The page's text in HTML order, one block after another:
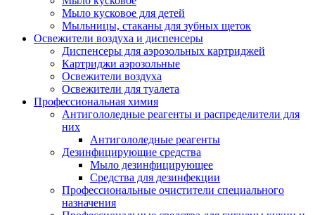
Мыло кусковое для детей
Мыльницы, стаканы для зубных щеток
Освежители воздуха и диспенсеры
Диспенсеры для аэрозольных картриджей
Картриджи аэрозольные
Освежители воздуха
Освежители для туалета
Профессиональная химия
Антигололедные реагенты и распределители для
них
Антигололедные реагенты
Дезинфицирующие средства
Мыло дезинфицирующее
Средства для дезинфекции
Профессиональные очистители специального
назначения